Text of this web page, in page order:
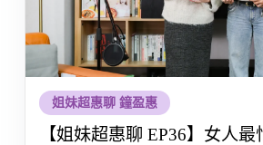
姐妹超惠聊 鐘盈惠
【姐妹超惠聊 EP36】女人最